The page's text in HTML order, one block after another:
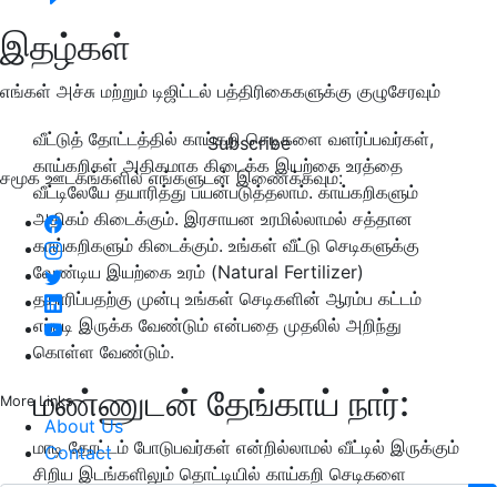
இதழ்கள்
எங்கள் அச்சு மற்றும் டிஜிட்டல் பத்திரிகைகளுக்கு குழுசேரவும்
Subscribe
சமூக ஊடகங்களில் எங்களுடன் இணைக்கவும்:
More Links
About Us
Contact
வீட்டுத் தோட்டத்தில் காய்கறி செடிகளை வளர்ப்பவர்கள்,
காய்கறிகள் அதிகமாக கிடைக்க இயற்கை உரத்தை
வீட்டிலேயே தயாரித்து பயன்படுத்தலாம். காய்கறிகளும்
அதிகம் கிடைக்கும். இரசாயன உரமில்லாமல் சத்தான
காய்கறிகளும் கிடைக்கும். உங்கள் வீட்டு செடிகளுக்கு
வேண்டிய இயற்கை உரம் (Natural Fertilizer)
தயாரிப்பதற்கு முன்பு உங்கள் செடிகளின் ஆரம்ப கட்டம்
எப்படி இருக்க வேண்டும் என்பதை முதலில் அறிந்து
கொள்ள வேண்டும்.
மண்ணுடன் தேங்காய் நார்:
மாடி தோட்டம் போடுபவர்கள் என்றில்லாமல் வீட்டில் இருக்கும்
சிறிய இடங்களிலும் தொட்டியில் காய்கறி செடிகளை